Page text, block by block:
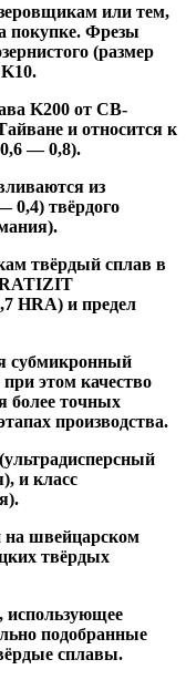
или тем,
покупке. Фрезы
(размер
K200 от CB-
и относится к
0,6 — 0,8).
из
0,4) твёрдого
твёрдый сплав в
HRA) и предел
субмикронный
этом качество
более точных
производства.
и класс
на швейцарском
твёрдых
использующее
подобранные
сплавы.